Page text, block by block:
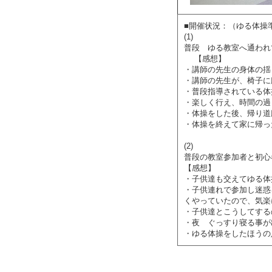
■開催状況：（ゆる体操
(1)
普段 ゆる教室へ通われ
【感想】
・講師の先生の身体の
・講師の先生が、椅子
・普段指導されている
・楽しく行え、時間の
・体操をした後、帰り
・体操を終えて家に帰
(2)
普段の教室参加者と初
【感想】
・子供達も交えてゆる
・子供連れで参加し迷
くやっていたので、気
・子供達とこうしてす
・夜 ぐっすり寝る事
・ゆる体操をしたほう